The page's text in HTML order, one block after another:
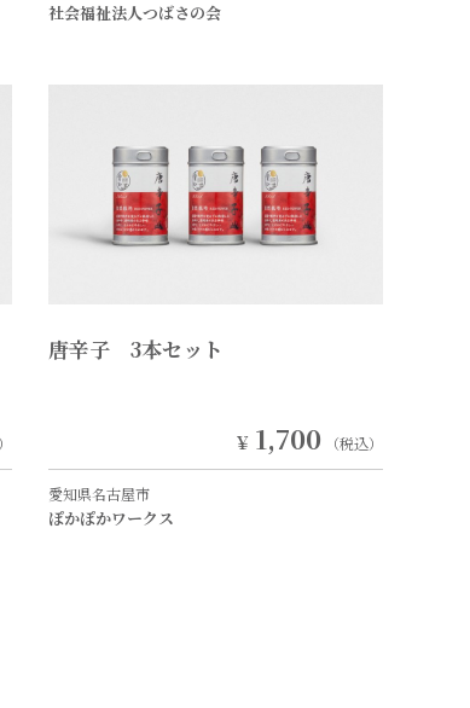
社会福祉法人つばさの会
唐辛子 3本セット
￥ 1,700 （税込）
愛知県名古屋市
ぽかぽかワークス